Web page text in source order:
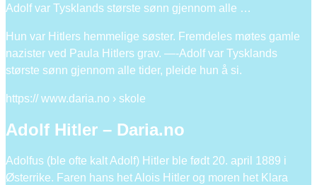
Adolf var Tysklands største sønn gjennom alle …
Hun var Hitlers hemmelige søster. Fremdeles møtes gamle
nazister ved Paula Hitlers grav. —-Adolf var Tysklands
største sønn gjennom alle tider, pleide hun å si.
https:// www.daria.no › skole
Adolf Hitler – Daria.no
Adolfus (ble ofte kalt Adolf) Hitler ble født 20. april 1889 i
Østerrike. Faren hans het Alois Hitler og moren het Klara